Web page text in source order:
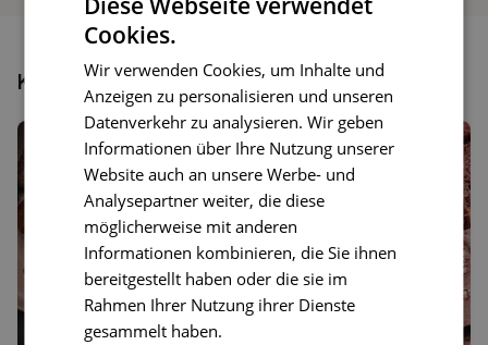
Könnte dir auch gefallen
Cookies.
Wir verwenden Cookies, um Inhalte und
Anzeigen zu personalisieren und unseren
Datenverkehr zu analysieren. Wir geben
Informationen über Ihre Nutzung unserer
Website auch an unsere Werbe- und
Analysepartner weiter, die diese
möglicherweise mit anderen
Informationen kombinieren, die Sie ihnen
bereitgestellt haben oder die sie im
Rahmen Ihrer Nutzung ihrer Dienste
gesammelt haben.